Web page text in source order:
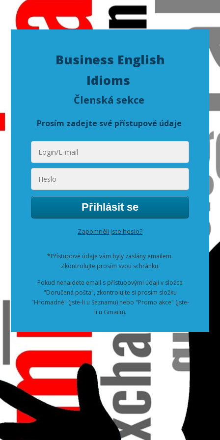
Business English
Idioms
Členská sekce
Prosím zadejte své přístupové údaje
Přihlásit se
Zapomněli jste heslo?
*Přístupové údaje vám byly zaslány emailem.
Zkontrolujte prosím svou schránku.
Pokud nenajdete email s přístupovými údaji v složce
"Doručená pošta", zkontrolujte si prosím složku
"Hromadné" (jste-li u Seznamu) nebo "Promo akce" (jste-
li u Gmailu).